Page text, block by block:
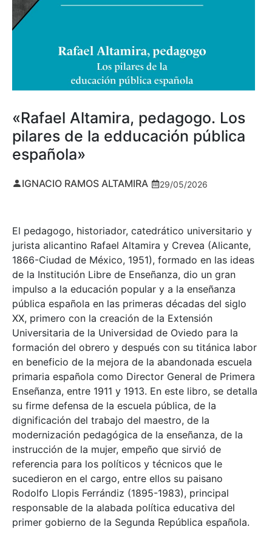
«Rafael Altamira, pedagogo. Los
pilares de la edducación pública
española»
IGNACIO RAMOS ALTAMIRA 29/05/2026
El pedagogo, historiador, catedrático universitario y
jurista alicantino Rafael Altamira y Crevea (Alicante,
1866-Ciudad de México, 1951), formado en las ideas
de la Institución Libre de Enseñanza, dio un gran
impulso a la educación popular y a la enseñanza
pública española en las primeras décadas del siglo
XX, primero con la creación de la Extensión
Universitaria de la Universidad de Oviedo para la
formación del obrero y después con su titánica labor
en beneficio de la mejora de la abandonada escuela
primaria española como Director General de Primera
Enseñanza, entre 1911 y 1913. En este libro, se detalla
su firme defensa de la escuela pública, de la
dignificación del trabajo del maestro, de la
modernización pedagógica de la enseñanza, de la
instrucción de la mujer, empeño que sirvió de
referencia para los políticos y técnicos que le
sucedieron en el cargo, entre ellos su paisano
Rodolfo Llopis Ferrándiz (1895-1983), principal
responsable de la alabada política educativa del
primer gobierno de la Segunda República española.